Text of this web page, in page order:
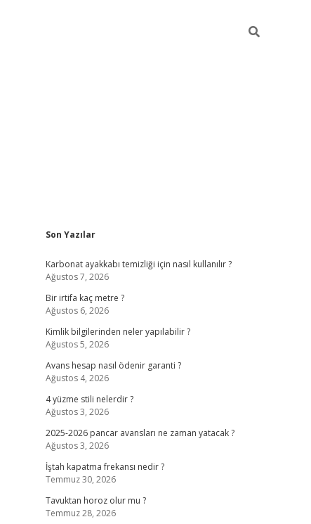
Sidebar
Son Yazılar
Karbonat ayakkabı temizliği için nasıl kullanılır ?
Ağustos 7, 2026
Bir irtifa kaç metre ?
Ağustos 6, 2026
Kimlik bilgilerinden neler yapılabilir ?
Ağustos 5, 2026
Avans hesap nasıl ödenir garanti ?
Ağustos 4, 2026
4 yüzme stili nelerdir ?
Ağustos 3, 2026
2025-2026 pancar avansları ne zaman yatacak ?
Ağustos 3, 2026
İştah kapatma frekansı nedir ?
Temmuz 30, 2026
Tavuktan horoz olur mu ?
Temmuz 28, 2026